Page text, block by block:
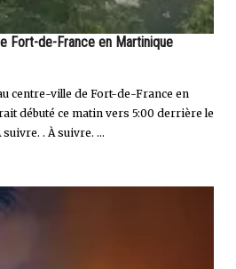
Fort-de-France en Martinique
centre-ville de Fort-de-France en
débuté ce matin vers 5:00 derrière le
. À suivre. ...